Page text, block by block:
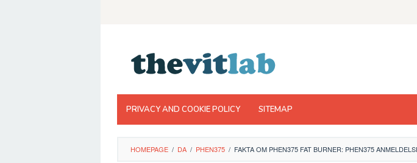
PRIVACY AND COOKIE POLICY SITEMAP
HOMEPAGE / DA / PHEN375 / FAKTA OM PHEN375 FAT BURNER: PHEN375